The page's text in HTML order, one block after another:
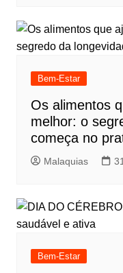
Bem-Estar
Os alimentos
melhor: o
começa no
Malaquias
Bem-Estar